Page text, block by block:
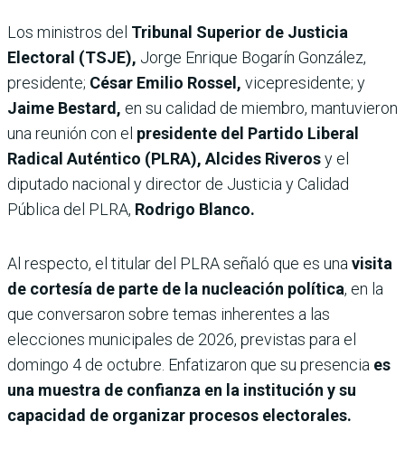
Los ministros del Tribunal Superior de Justicia
Electoral (TSJE), Jorge Enrique Bogarín González,
presidente; César Emilio Rossel, vicepresidente; y
Jaime Bestard, en su calidad de miembro, mantuvieron
una reunión con el presidente del Partido Liberal
Radical Auténtico (PLRA), Alcides Riverosy el
diputado nacional y director de Justicia y Calidad
Pública del PLRA, Rodrigo Blanco.
Al respecto, el titular del PLRA señaló que es una visita
de cortesía de parte de la nucleación política, en la
que conversaron sobre temas inherentes a las
elecciones municipales de 2026, previstas para el
domingo 4 de octubre. Enfatizaron que su presencia es
una muestra de confianza en la institución y su
capacidad de organizar procesos electorales.